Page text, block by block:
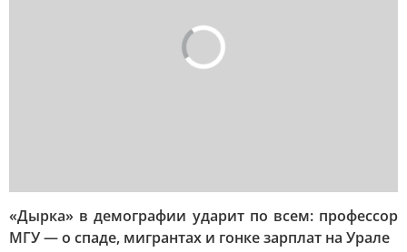
«Дырка» в демографии ударит по всем: профессор
МГУ — о спаде, мигрантах и гонке зарплат на Урале